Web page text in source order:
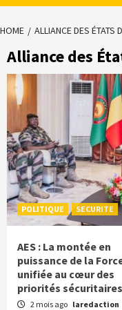
HOME ALLIANCE DES ÉTATS
Alliance des
POLITIQUE SECURITE
AES : La montée en
puissance de la
unifiée au cœur des
priorités sécuritaires
2 mois ago laredaction